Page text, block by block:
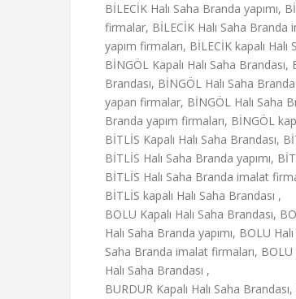
BİLECİK Halı Saha Branda yapımı,
firmalar, BİLECİK Halı Saha Branda
yapım firmaları, BİLECİK kapalı Halı
BİNGÖL Kapalı Halı Saha
Brandası, BİNGÖL Halı Saha
yapan firmalar, BİNGÖL Halı Saha
Branda yapım firmaları, BİNGÖL
BİTLİS Kapalı Halı Saha Brandası,
BİTLİS Halı Saha Branda yapımı,
BİTLİS Halı Saha Branda imalat
BİTLİS kapalı Halı Saha Brandası ,
BOLU Kapalı Halı Saha Brandası,
Halı Saha Branda yapımı, BOLU
Saha Branda imalat firmaları, BOLU
Halı Saha Brandası ,
BURDUR Kapalı Halı Saha